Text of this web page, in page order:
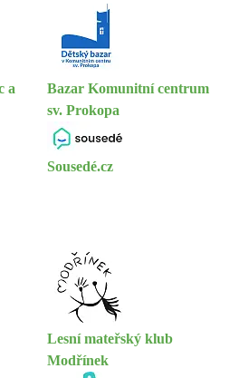
a
Bazar Komunitní centrum
sv. Prokopa
Sousedé.cz
Lesní mateřský klub
Modřínek